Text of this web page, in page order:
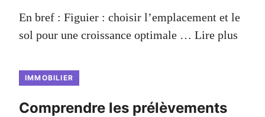
En bref : Figuier : choisir l’emplacement et le
sol pour une croissance optimale … Lire plus
IMMOBILIER
Comprendre les prélèvements